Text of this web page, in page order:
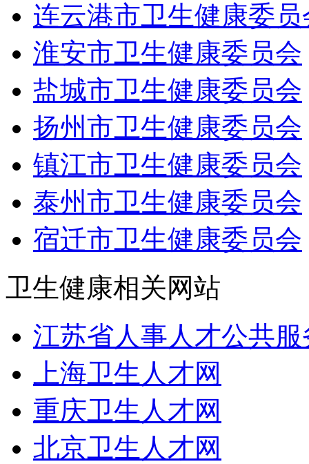
连云港市卫生健康委员
淮安市卫生健康委员会
盐城市卫生健康委员会
扬州市卫生健康委员会
镇江市卫生健康委员会
泰州市卫生健康委员会
宿迁市卫生健康委员会
卫生健康相关网站
江苏省人事人才公共服
上海卫生人才网
重庆卫生人才网
北京卫生人才网